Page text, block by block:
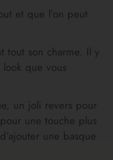
et que l’on peut
tout son charme. Il y
que vous
un joli revers pour
une touche plus
une basque